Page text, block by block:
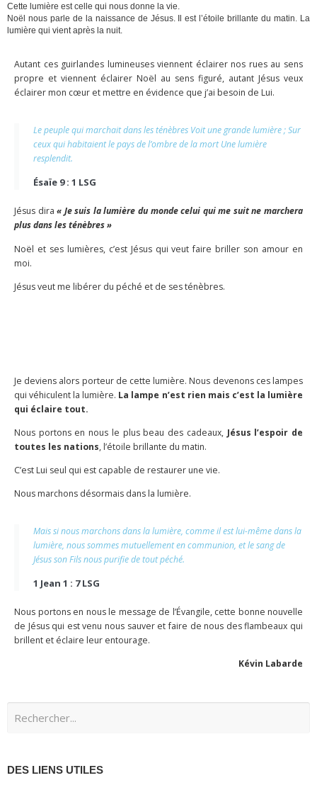
Cette lumière est celle qui nous donne la vie.
Noël nous parle de la naissance de Jésus. Il est l’étoile brillante du matin. La
lumière qui vient après la nuit.
Autant ces guirlandes lumineuses viennent éclairer nos rues au sens
propre et viennent éclairer Noël au sens figuré, autant Jésus veux
éclairer mon cœur et mettre en évidence que j’ai besoin de Lui.
Le peuple qui marchait dans les ténèbres Voit une grande lumière ; Sur
ceux qui habitaient le pays de l’ombre de la mort Une lumière
resplendit.
Ésaïe 9 : 1 LSG
Jésus dira« Je suis la lumière du monde celui qui me suit ne marchera
plus dans les ténèbres »
Noël et ses lumières, c’est Jésus qui veut faire briller son amour en
moi.
Jésus veut me libérer du péché et de ses ténèbres.
Je deviens alors porteur de cette lumière. Nous devenons ces lampes
qui véhiculent la lumière. La lampe n’est rien mais c’est la lumière
qui éclaire tout.
Nous portons en nous le plus beau des cadeaux, Jésus l’espoir de
toutes les nations, l’étoile brillante du matin.
C’est Lui seul qui est capable de restaurer une vie.
Nous marchons désormais dans la lumière.
Mais si nous marchons dans la lumière, comme il est lui-même dans la
lumière, nous sommes mutuellement en communion, et le sang de
Jésus son Fils nous purifie de tout péché.
1 Jean 1 : 7 LSG
Nous portons en nous le message de l’Évangile, cette bonne nouvelle
de Jésus qui est venu nous sauver et faire de nous des flambeaux qui
brillent et éclaire leur entourage.
Kévin Labarde
DES LIENS UTILES